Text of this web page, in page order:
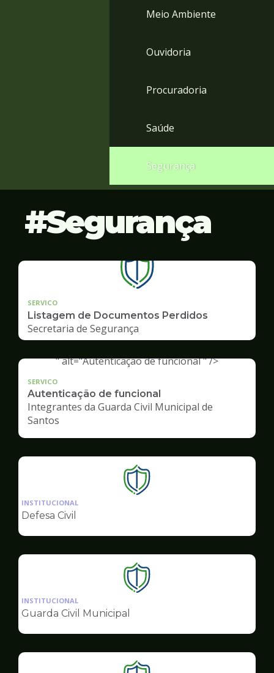
Meio Ambiente
Ouvidoria
Procuradoria
Saúde
Segurança
Segurança
SERVICO
Listagem de Documentos Perdidos
Secretaria de Segurança
" alt="Autenticação de funcional " />
SERVICO
Autenticação de funcional
Integrantes da Guarda Civil Municipal de
Santos
Ilustração
da
Segurança
INSTITUCIONAL
Defesa Civil
Ilustração
da
Segurança
INSTITUCIONAL
Guarda Civil Municipal